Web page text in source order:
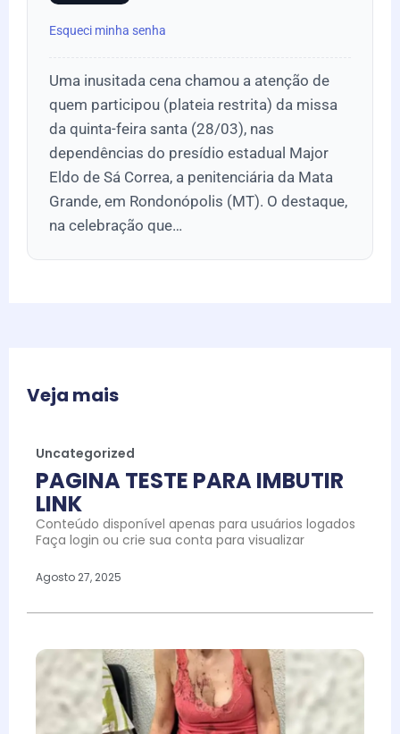
Esqueci minha senha
Uma inusitada cena chamou a atenção de
quem participou (plateia restrita) da missa
da quinta-feira santa (28/03), nas
dependências do presídio estadual Major
Eldo de Sá Correa, a penitenciária da Mata
Grande, em Rondonópolis (MT). O destaque,
na celebração que…
Veja mais
Uncategorized
PAGINA TESTE PARA IMBUTIR
LINK
Conteúdo disponível apenas para usuários logados
Faça login ou crie sua conta para visualizar
Agosto 27, 2025